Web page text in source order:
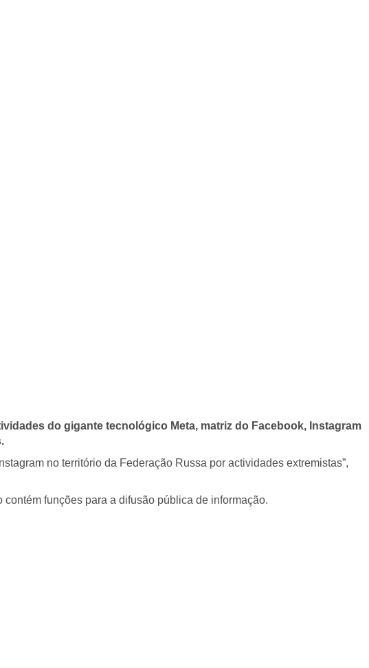
do gigante tecnológico Meta, matriz do Facebook, Instagram
no território da Federação Russa por actividades extremistas”,
funções para a difusão pública de informação.